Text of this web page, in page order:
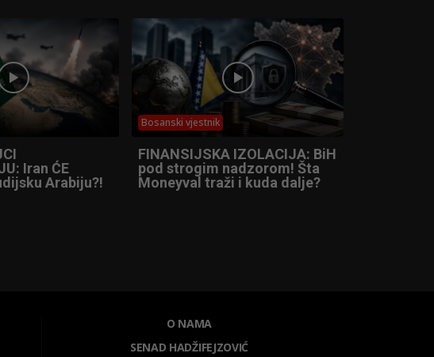
Iran ĆE
Arabiju?!
Bosanski vjestnik
FINANSIJSKA IZOLACIJA: BiH
pod strogim nadzorom! Šta
Moneyval traži i kuda dalje?
O NAMA
SENAD HADŽIFEJZOVIĆ